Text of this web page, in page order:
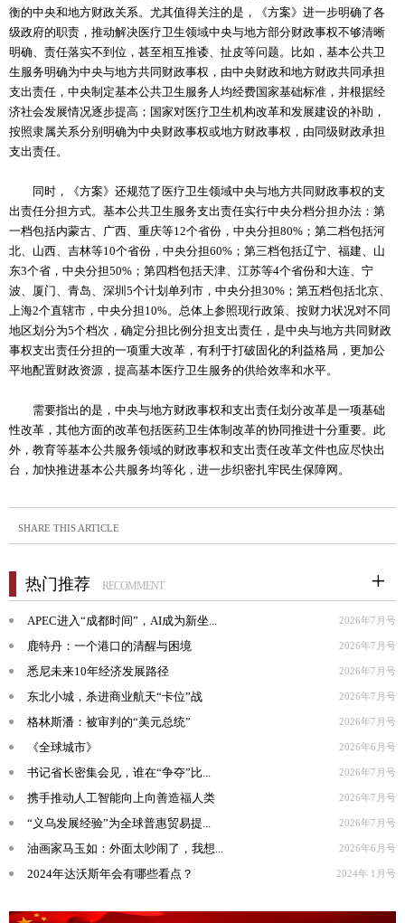
衡的中央和地方财政关系。尤其值得关注的是，《方案》进一步明确了各
级政府的职责，推动解决医疗卫生领域中央与地方部分财政事权不够清晰
明确、责任落实不到位，甚至相互推诿、扯皮等问题。比如，基本公共卫
生服务明确为中央与地方共同财政事权，由中央财政和地方财政共同承担
支出责任，中央制定基本公共卫生服务人均经费国家基础标准，并根据经
济社会发展情况逐步提高；国家对医疗卫生机构改革和发展建设的补助，
按照隶属关系分别明确为中央财政事权或地方财政事权，由同级财政承担
支出责任。
同时，《方案》还规范了医疗卫生领域中央与地方共同财政事权的支
出责任分担方式。基本公共卫生服务支出责任实行中央分档分担办法：第
一档包括内蒙古、广西、重庆等12个省份，中央分担80%；第二档包括河
北、山西、吉林等10个省份，中央分担60%；第三档包括辽宁、福建、山
东3个省，中央分担50%；第四档包括天津、江苏等4个省份和大连、宁
波、厦门、青岛、深圳5个计划单列市，中央分担30%；第五档包括北京、
上海2个直辖市，中央分担10%。总体上参照现行政策、按财力状况对不同
地区划分为5个档次，确定分担比例分担支出责任，是中央与地方共同财政
事权支出责任分担的一项重大改革，有利于打破固化的利益格局，更加公
平地配置财政资源，提高基本医疗卫生服务的供给效率和水平。
需要指出的是，中央与地方财政事权和支出责任划分改革是一项基础
性改革，其他方面的改革包括医药卫生体制改革的协同推进十分重要。此
外，教育等基本公共服务领域的财政事权和支出责任改革文件也应尽快出
台，加快推进基本公共服务均等化，进一步织密扎牢民生保障网。
SHARE THIS ARTICLE
热门推荐 RECOMMENT
APEC进入“成都时间”，AI成为新坐... 2026年7月号
鹿特丹：一个港口的清醒与困境 2026年7月号
悉尼未来10年经济发展路径 2026年7月号
东北小城，杀进商业航天“卡位”战 2026年7月号
格林斯潘：被审判的“美元总统” 2026年7月号
《全球城市》 2026年6月号
书记省长密集会见，谁在“争夺”比... 2026年7月号
携手推动人工智能向上向善造福人类 2026年7月号
“义乌发展经验”为全球普惠贸易提... 2026年7月号
油画家马玉如：外面太吵闹了，我想... 2026年6月号
2024年达沃斯年会有哪些看点？ 2024年 1月号